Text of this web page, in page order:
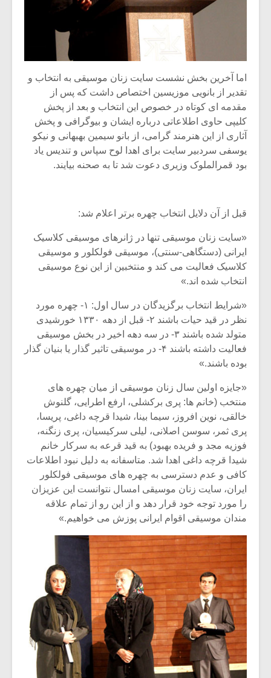
اما آخرین بخش نشست سایت زنان موسیقی به انتخاب و
تقدیر از بانویی موزیسین اختصاص داشت که پس از
مقدمه ای کوتاه در خصوص این انتخاب و بعد از پخش
کلیپی حاوی اطلاعاتی درباره ایشان و بیوگرافی و پخش
آثاری از این هنرمند گرامی، از بانو سیمین بهبهانی و نیکو
یوسفی سردبیر سایت برای اهدا لوح سپاس و تندیس یاد
بود قمرالملوک وزیری دعوت شد تا به صحنه بیایند.
قبل از آن دلایل انتخاب چهره برتر اعلام شد:
«سایت زنان موسیقی تنها در ژانرهای موسیقی کلاسیک
ایرانی (دستگاهی-سنتی)، موسیقی فولکلور و موسیقی
کلاسیک فعالیت می کند و منتخبین از این نوع موسیقی
انتخاب شده اند.»
«شرایط انتخاب برگزیدگان در سال اول: ۱- چهره مورد
نظر در قید حیات باشند ۲- قبل از دهه ۱۳۳۰ خورشیدی
متولد شده باشند ۳- در سه دهه اخیر در بخش موسیقی
فعالیت داشته باشند ۴- در موسیقی تاثیر گذار یا بنیان گذار
بوده باشند.»
«جایزه اولین سال زنان موسیقی از میان چهره های
منتخب (خانم ها: پری برکشلی، ارفع اطرایی، گلنوش
خالقی، نوین افروز، سیما بینا، شیدا قرچه داغی، پریسا،
پری ثمر، سوسن اصلانی، لیلی سرکیسیان، پری زنگنه،
فوزیه مجد و فریده بهبود) به قید قرعه به سرکار خانم
شیدا قرچه داغی اهدا شد. متاسفانه به دلیل نبود اطلاعات
کافی و عدم دسترسی به چهره های موسیقی فولکلور
ایران، سایت زنان موسیقی امسال نتوانست این عزیزان
را مورد توجه خود قرار دهد و از این رو از تمام علاقه
مندان موسیقی اقوام ایرانی پوزش می خواهیم.»